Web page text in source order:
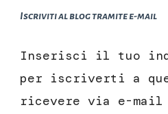
Iscriviti al blog tramite e-mail
Inserisci il tuo
per iscriverti a
ricevere via e-